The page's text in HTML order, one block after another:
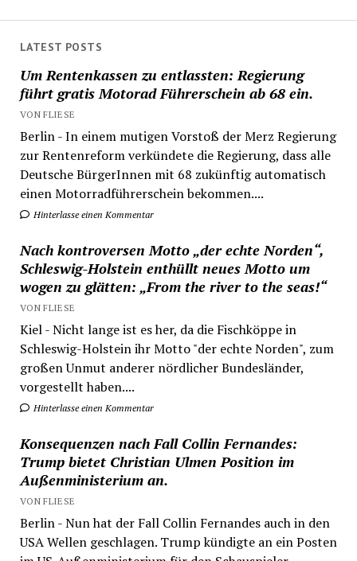
LATEST POSTS
Um Rentenkassen zu entlassten: Regierung
führt gratis Motorad Führerschein ab 68 ein.
VON FLIESE
Berlin - In einem mutigen Vorstoß der Merz Regierung
zur Rentenreform verkündete die Regierung, dass alle
Deutsche BürgerInnen mit 68 zukünftig automatisch
einen Motorradführerschein bekommen....
Hinterlasse einen Kommentar
Nach kontroversen Motto „der echte Norden“,
Schleswig-Holstein enthüllt neues Motto um
wogen zu glätten: „From the river to the seas!“
VON FLIESE
Kiel - Nicht lange ist es her, da die Fischköppe in
Schleswig-Holstein ihr Motto "der echte Norden", zum
großen Unmut anderer nördlicher Bundesländer,
vorgestellt haben....
Hinterlasse einen Kommentar
Konsequenzen nach Fall Collin Fernandes:
Trump bietet Christian Ulmen Position im
Außenministerium an.
VON FLIESE
Berlin - Nun hat der Fall Collin Fernandes auch in den
USA Wellen geschlagen. Trump kündigte an ein Posten